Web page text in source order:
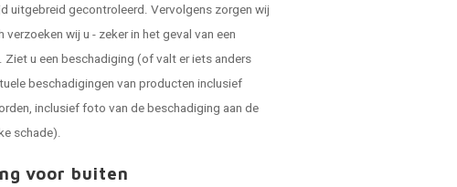
uitgebreid gecontroleerd. Vervolgens zorgen wij
wij u - zeker in het geval van een
u een beschadiging (of valt er iets anders
beschadigingen van producten inclusief
inclusief foto van de beschadiging aan de
schade).
voor buiten